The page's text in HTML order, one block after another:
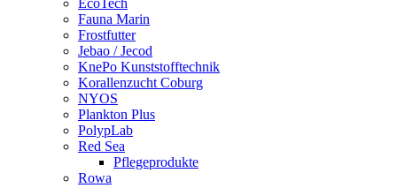
Fauna Marin
Frostfutter
Jebao / Jecod
KnePo Kunststofftechnik
Korallenzucht Coburg
NYOS
Plankton Plus
PolypLab
Red Sea
Pflegeprodukte
Rowa